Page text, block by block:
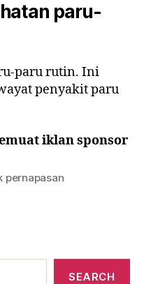
paru-
paru rutin. Ini
penyakit paru
iklan sponsor
pernapasan
SEARCH